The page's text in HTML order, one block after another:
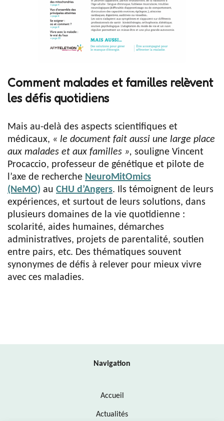
Comment malades et familles relèvent
les défis quotidiens
Mais au-delà des aspects scientifiques et
médicaux, « le document fait aussi une large place
aux malades et aux familles », souligne Vincent
Procaccio, professeur de génétique et pilote de
l’axe de recherche NeuroMitOmics
(NeMO) au CHU d’Angers. Ils témoignent de leurs
expériences, et surtout de leurs solutions, dans
plusieurs domaines de la vie quotidienne :
scolarité, aides humaines, démarches
administratives, projets de parentalité, soutien
entre pairs, etc. Des thématiques souvent
synonymes de défis à relever pour mieux vivre
avec ces maladies.
Navigation
Accueil
Actualités